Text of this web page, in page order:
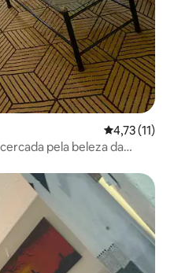
4,73 de uma
4,73 (11)
pela beleza da